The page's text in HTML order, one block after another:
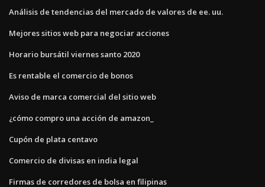
Análisis de tendencias del mercado de valores de ee. uu.
Mejores sitios web para negociar acciones
Horario bursátil viernes santo 2020
Es rentable el comercio de bonos
Aviso de marca comercial del sitio web
¿cómo compro una acción de amazon_
Cupón de plata centavo
Comercio de divisas en india legal
Firmas de corredores de bolsa en filipinas